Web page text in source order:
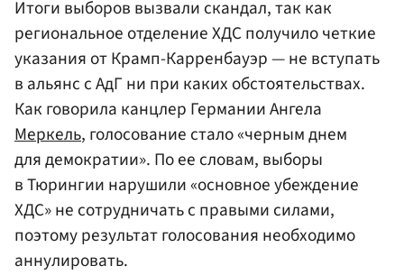
Итоги выборов вызвали скандал, так как
региональное отделение ХДС получило четкие
указания от Крамп-Карренбауэр — не вступать
в альянс с АдГ ни при каких обстоятельствах.
Как говорила канцлер Германии Ангела
Меркель, голосование стало «черным днем
для демократии». По ее словам, выборы
в Тюрингии нарушили «основное убеждение
ХДС» не сотрудничать с правыми силами,
поэтому результат голосования необходимо
аннулировать.